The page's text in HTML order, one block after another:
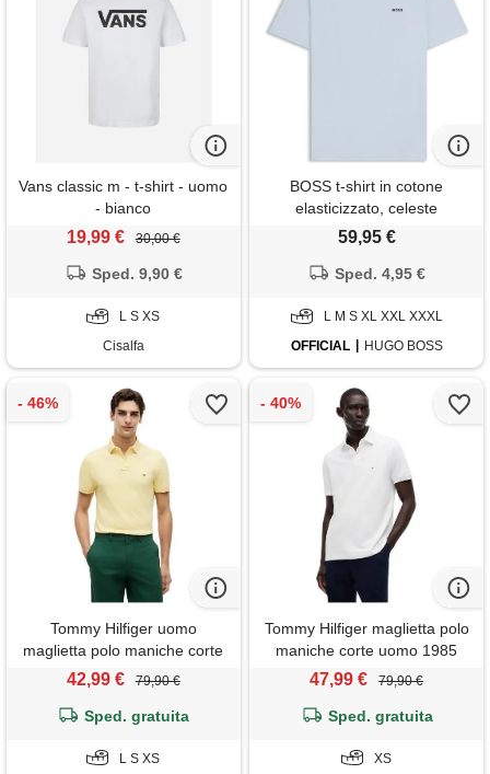
Vans classic m - t-shirt - uomo
- bianco
19,99 € 30,00 €
Sped. 9,90 €
L S XS
Cisalfa
BOSS t-shirt in cotone
elasticizzato, celeste
59,95 €
Sped. 4,95 €
L M S XL XXL XXXL
OFFICIAL
HUGO BOSS
Tommy Hilfiger uomo
maglietta polo maniche corte
1985 regular fit, giallo
42,99 € 79,90 €
Sped. gratuita
L S XS
Tommy Hilfiger maglietta polo
maniche corte uomo 1985
regular fit, bianco (white), xs
47,99 € 79,90 €
Sped. gratuita
XS